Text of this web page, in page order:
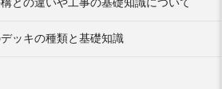
との違いや工事の基礎知識について
ッキの種類と基礎知識